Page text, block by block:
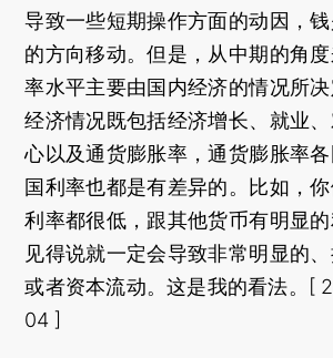
导致一些短期操作方面的动因，
的方向移动。但是，从中期的角
率水平主要由国内经济的情况所
经济情况既包括经济增长、就业
心以及通货膨胀率，通货膨胀率
国利率也都是有差异的。比如，
利率都很低，跟其他货币有明显
见得说就一定会导致非常明显的
或者资本流动。这是我的看法。[
04 ]